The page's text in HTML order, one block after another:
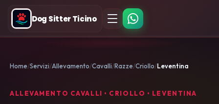
Dog Sitter Ticino
Home Servizi Allevamento Cavalli Razze Criollo Leventina
ALLEVAMENTO CAVALLI • CRIOLLO • LEVENTINA